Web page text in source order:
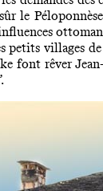
le
petits villages
font rêver